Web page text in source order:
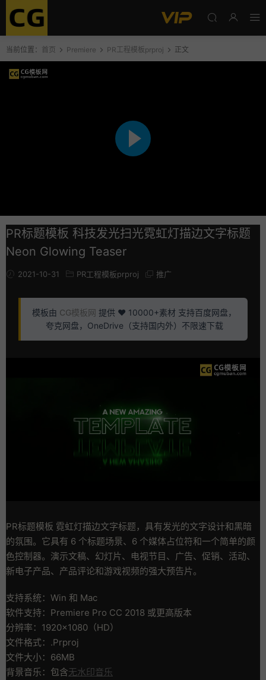
当前位置： 首页 Premiere PR工程模板prproj 正文
PR标题模板 科技发光扫光霓虹灯描边文字标题
Neon Glowing Teaser
2021-10-31 PR工程模板prproj 推广
模板由 CG模板网 提供 ❤️ 10000+素材 支持百度网盘，
夸克网盘，OneDrive（支持国内外）不限速下载
PR标题模板 霓虹灯描边文字标题，具有发光的文字设计和黑暗
的氛围。它具有 6 个标题场景、6 个媒体占位符和一个简单的颜
色控制器。演示文稿、幻灯片、电视节目、广告、促销、活动、
新电子产品、产品评论和游戏视频的强大预告片。
支持系统：Win 和 Mac
软件支持：Premiere Pro CC 2018 或更高版本
分辨率：1920×1080（HD）
文件格式：.Prproj
文件大小：66MB
背景音乐：包含无水印音乐